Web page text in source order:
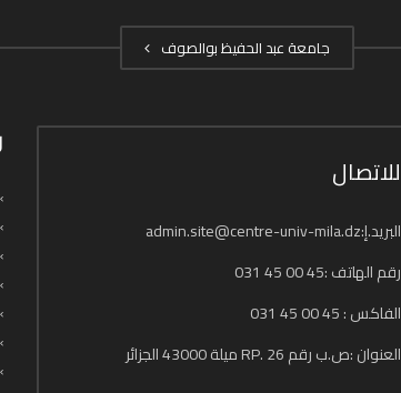
جامعة عبد الحفيظ بوالصوف
للاتصال
البريد.إ:admin.site@centre-univ-mila.dz
رقم الهاتف :45 00 45 031
الفاكس : 45 00 45 031
العنوان :ص.ب رقم 26 .RP ميلة 43000 الجزائر